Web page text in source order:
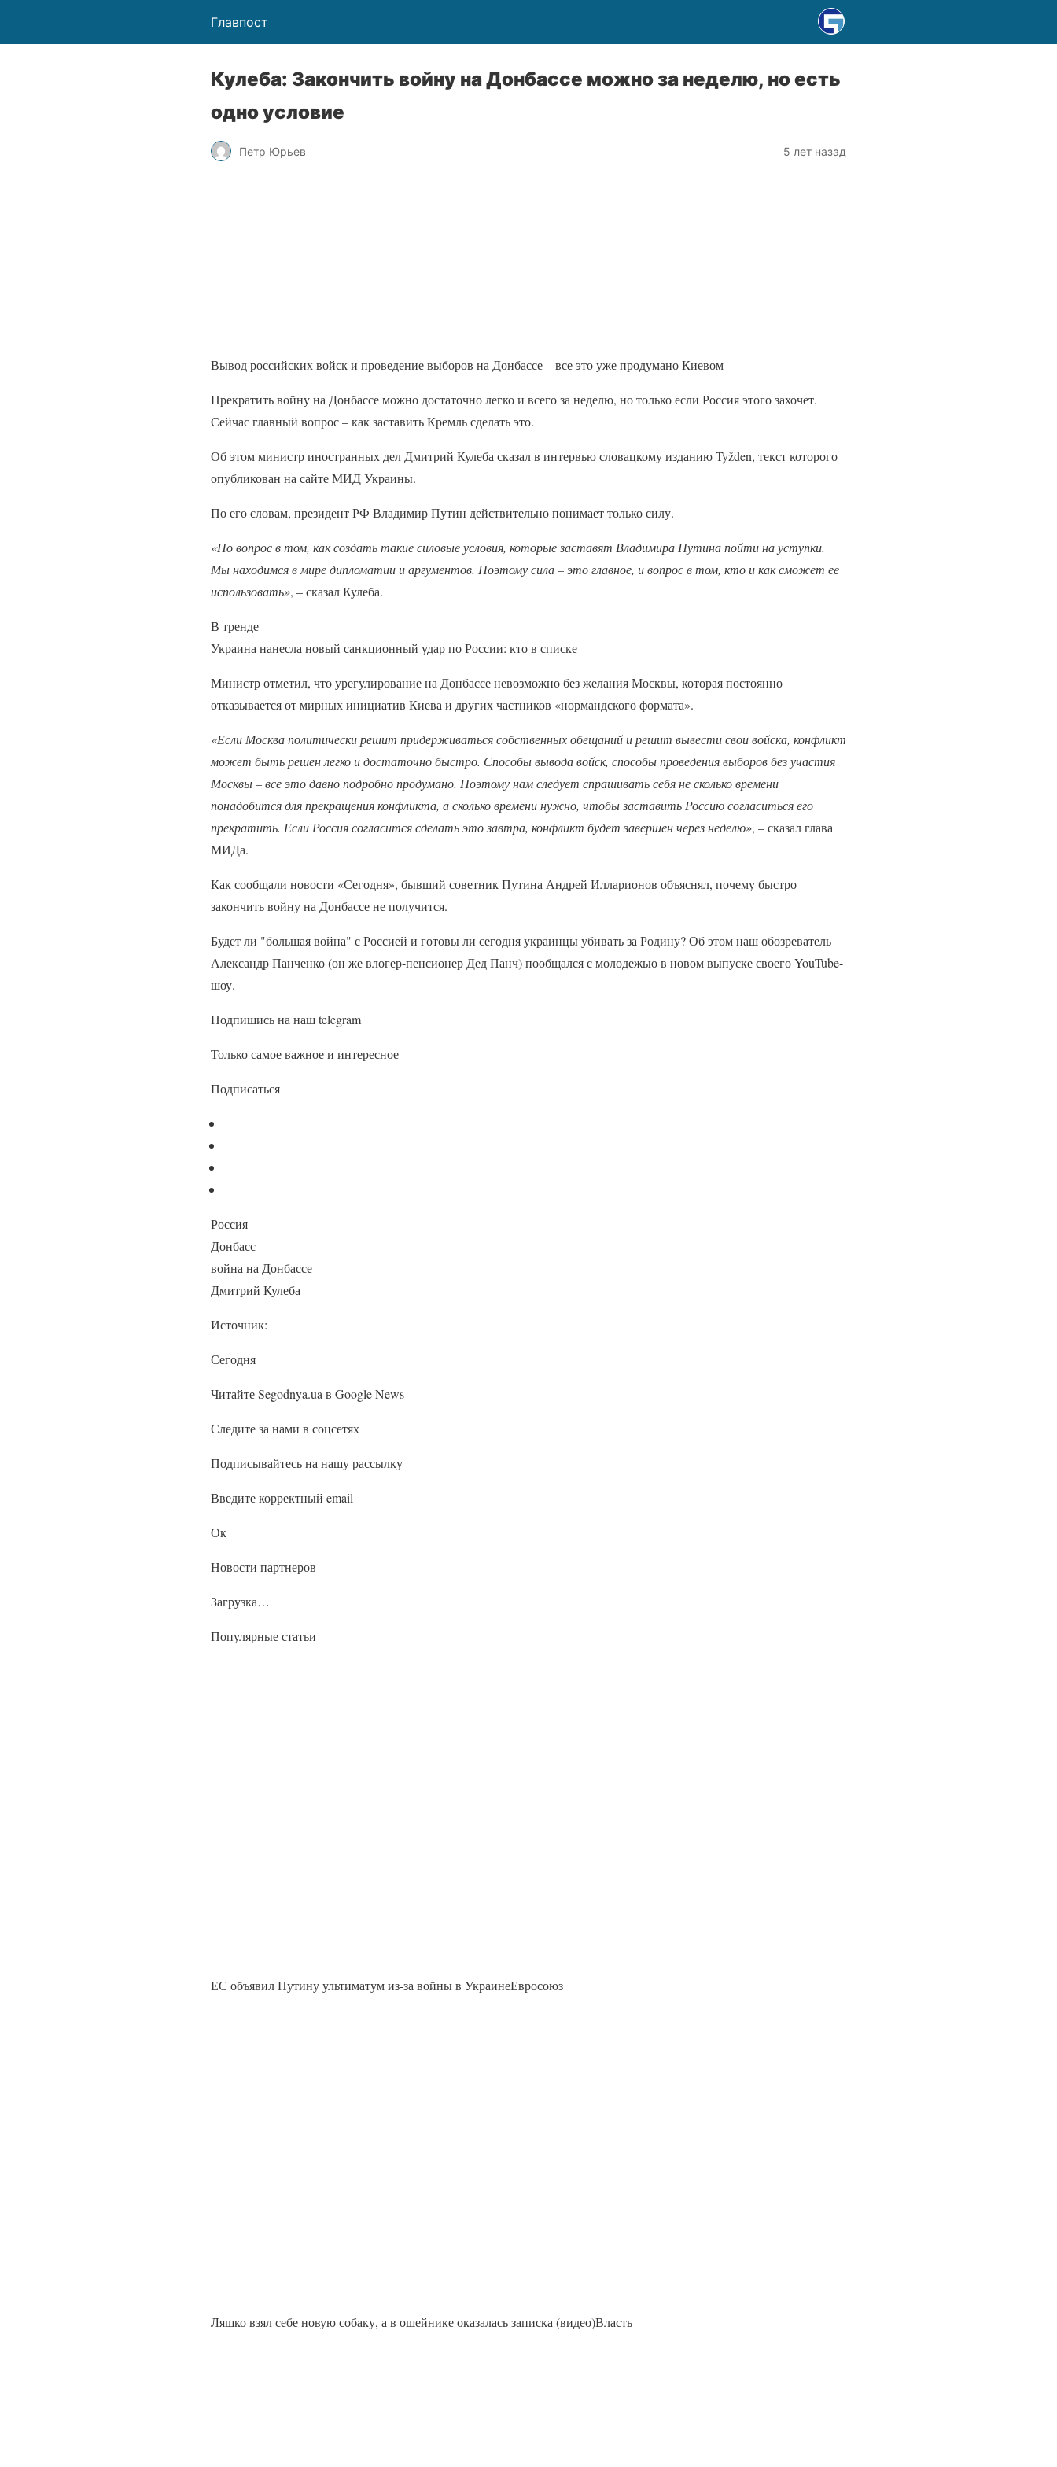
Главпост
Кулеба: Закончить войну на Донбассе можно за неделю, но есть
одно условие
Петр Юрьев 5 лет назад
Вывод российских войск и проведение выборов на Донбассе – все это уже продумано Киевом
Прекратить войну на Донбассе можно достаточно легко и всего за неделю, но только если Россия этого захочет.
Сейчас главный вопрос – как заставить Кремль сделать это.
Об этом министр иностранных дел Дмитрий Кулеба сказал в интервью словацкому изданию Tyžden, текст которого
опубликован на сайте МИД Украины.
По его словам, президент РФ Владимир Путин действительно понимает только силу.
«Но вопрос в том, как создать такие силовые условия, которые заставят Владимира Путина пойти на уступки.
Мы находимся в мире дипломатии и аргументов. Поэтому сила – это главное, и вопрос в том, кто и как сможет ее
использовать», – сказал Кулеба.
В тренде
Украина нанесла новый санкционный удар по России: кто в списке
Министр отметил, что урегулирование на Донбассе невозможно без желания Москвы, которая постоянно
отказывается от мирных инициатив Киева и других частников «нормандского формата».
«Если Москва политически решит придерживаться собственных обещаний и решит вывести свои войска, конфликт
может быть решен легко и достаточно быстро. Способы вывода войск, способы проведения выборов без участия
Москвы – все это давно подробно продумано. Поэтому нам следует спрашивать себя не сколько времени
понадобится для прекращения конфликта, а сколько времени нужно, чтобы заставить Россию согласиться его
прекратить. Если Россия согласится сделать это завтра, конфликт будет завершен через неделю», – сказал глава
МИДа.
Как сообщали новости «Сегодня», бывший советник Путина Андрей Илларионов объяснял, почему быстро
закончить войну на Донбассе не получится.
Будет ли "большая война" с Россией и готовы ли сегодня украинцы убивать за Родину? Об этом наш обозреватель
Александр Панченко (он же влогер-пенсионер Дед Панч) пообщался с молодежью в новом выпуске своего YouTube-
шоу.
Подпишись на наш telegram
Только самое важное и интересное
Подписаться
Россия
Донбасс
война на Донбассе
Дмитрий Кулеба
Источник:
Сегодня
Читайте Segodnya.ua в Google News
Следите за нами в соцсетях
Подписывайтесь на нашу рассылку
Введите корректный email
Ок
Новости партнеров
Загрузка…
Популярные статьи
ЕС объявил Путину ультиматум из-за войны в УкраинеЕвросоюз
Ляшко взял себе новую собаку, а в ошейнике оказалась записка (видео)Власть